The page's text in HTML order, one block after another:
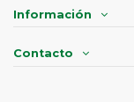
Información
Contacto